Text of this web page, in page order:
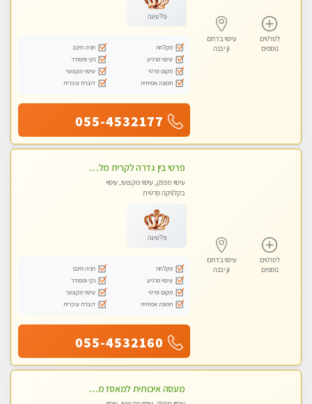
לפרטים
נוספים
עיסוי בדרום
גן יבנה
פלטינה
מקלחת
חניה חינם
עיסוי מרגיע
נקי ומסודר
מקום פרטי
עיסוי מקצועי
תמונה אמיתית
דוברת עיברית
055-4532177
לפרטים
נוספים
עיסוי בדרום
גן יבנה
פרטי בין גדרה לקרית מלאכי VIP-מומלץ לחלוטין! פרטי! ​​​​​​ ללא מין! Highly recommended
עיסוי מפנק, עיסוי מקצועי, עיסוי
בקלניקה פרטית
פלטינה
מקלחת
חניה חינם
עיסוי מרגיע
נקי ומסודר
מקום פרטי
עיסוי מקצועי
תמונה אמיתית
דוברת עיברית
055-4532160
מעסה איכותית למאסז מקצועי ומפנק לכל שרירי הגוף באשדוד